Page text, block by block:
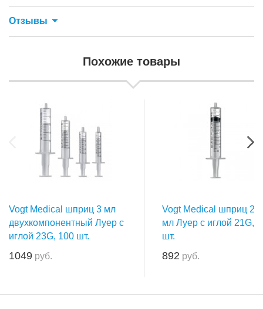
Отзывы
Похожие товары
Vogt Medical шприц 3 мл
двухкомпонентный Луер с
иглой 23G, 100 шт.
1049 руб.
Vogt Medical шприц 20
мл Луер с иглой 21G,
шт.
892 руб.